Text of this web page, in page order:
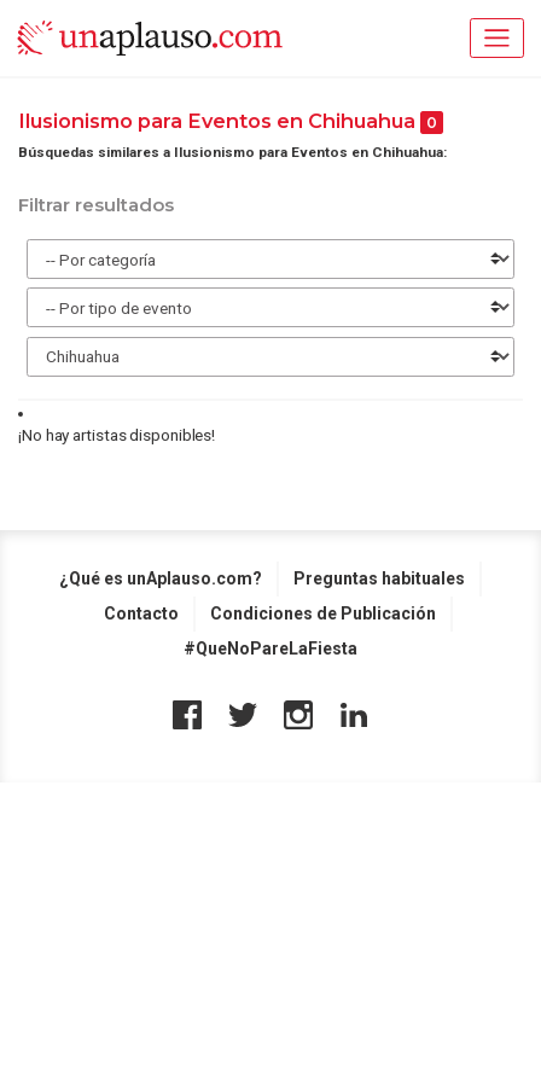
Ilusionismo para Eventos en Chihuahua 0
Búsquedas similares a Ilusionismo para Eventos en Chihuahua:
Filtrar resultados
¡No hay artistas disponibles!
¿Qué es unAplauso.com?
Preguntas habituales
Contacto
Condiciones de Publicación
#QueNoPareLaFiesta